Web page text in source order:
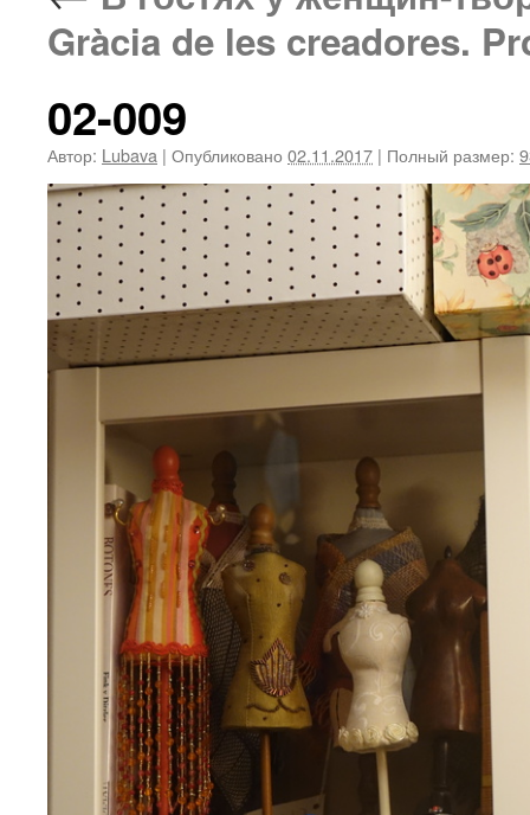
Gràcia de les creadores.
02-009
Автор: Lubava | Опубликовано 02.11.2017 | Полный размер: